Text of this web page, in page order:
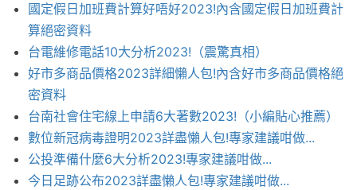
國定假日加班費計算好唔好2023!內含國定假日加班費計
算絕密資料
台電維修電話10大分析2023!（震驚真相）
好市多商品價格2023詳細懶人包!內含好市多商品價格絕
密資料
台南社會住宅線上申請6大著數2023!（小編貼心推薦）
數位新冠病毒證明2023詳盡懶人包!專家建議咁做...
公投準備什麼6大分析2023!專家建議咁做...
今日足跡公布2023詳盡懶人包!專家建議咁做...